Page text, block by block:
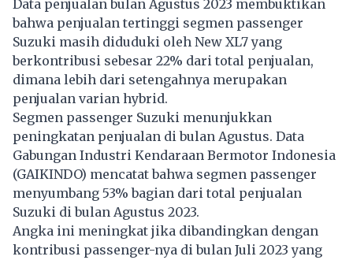
Data penjualan bulan Agustus 2023 membuktikan
bahwa penjualan tertinggi segmen passenger
Suzuki masih diduduki oleh New XL7 yang
berkontribusi sebesar 22% dari total penjualan,
dimana lebih dari setengahnya merupakan
penjualan varian hybrid.
Segmen passenger Suzuki menunjukkan
peningkatan penjualan di bulan Agustus. Data
Gabungan Industri Kendaraan Bermotor Indonesia
(GAIKINDO) mencatat bahwa segmen passenger
menyumbang 53% bagian dari total penjualan
Suzuki di bulan Agustus 2023.
Angka ini meningkat jika dibandingkan dengan
kontribusi passenger-nya di bulan Juli 2023 yang